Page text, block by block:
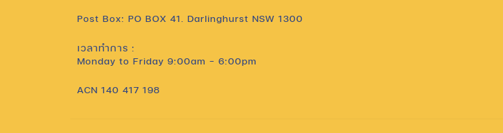
Post Box: PO BOX 41. Darlinghurst NSW 1300
เวลาทำการ :
Monday to Friday 9:00am – 6:00pm
ACN 140 417 198